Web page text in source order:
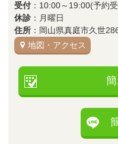
受付 ：10:00～19:00(予約
休診 ：月曜日
住所 ：岡山県真庭市久世
地図・アクセス